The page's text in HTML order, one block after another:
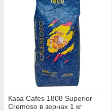
Кава Cafes 1808 Superior
Cremoso в зернах 1 кг